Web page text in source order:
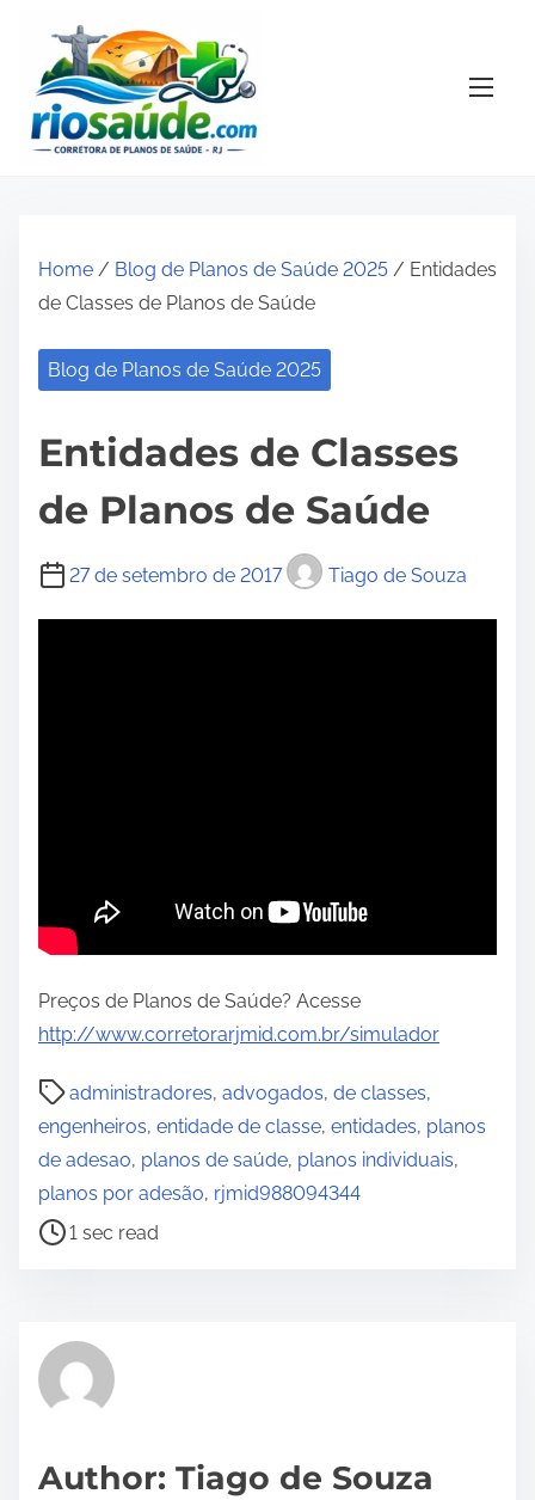
Home / Blog de Planos de Saúde 2025 / Entidades
de Classes de Planos de Saúde
Blog de Planos de Saúde 2025
Entidades de Classes
de Planos de Saúde
27 de setembro de 2017 Tiago de Souza
Preços de Planos de Saúde? Acesse
http://www.corretorarjmid.com.br/simulador
administradores, advogados, de classes,
engenheiros, entidade de classe, entidades, planos
de adesao, planos de saúde, planos individuais,
planos por adesão, rjmid988094344
P
o
s
t
r
i
1 sec read
Author: Tiago de Souza